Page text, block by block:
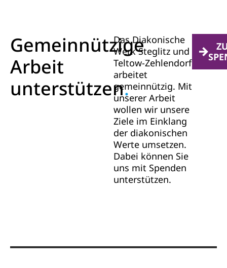
Gemeinnützige
Arbeit
unterstützen.
Das Diakonische
Werk Steglitz und
Teltow-Zehlendorf
arbeitet
gemeinnützig. Mit
unserer Arbeit
wollen wir unsere
Ziele im Einklang
der diakonischen
Werte umsetzen.
Dabei können Sie
uns mit Spenden
unterstützen.